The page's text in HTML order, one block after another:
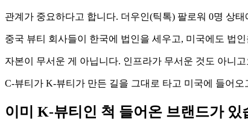
관계가 중요하다고 합니다. 더우인(틱톡) 팔로워 0명 상
중국 뷰티 회사들이 한국에 법인을 세우고, 미국에도 법
자본이 무서운 게 아닙니다. 인프라가 무서운 것도 아니
C-뷰티가 K-뷰티가 만든 길을 그대로 타고 미국에 들어
이미 K-뷰티인 척 들어온 브랜드가 있